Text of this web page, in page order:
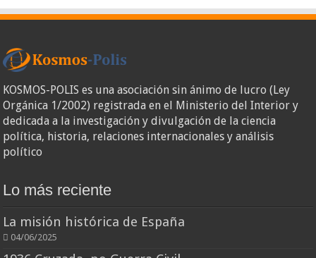
KOSMOS-POLIS es una asociación sin ánimo de lucro (Ley
Orgánica 1/2002) registrada en el Ministerio del Interior y
dedicada a la investigación y divulgación de la ciencia
política, historia, relaciones internacionales y análisis
político
Lo más reciente
La misión histórica de España
04/06/2025